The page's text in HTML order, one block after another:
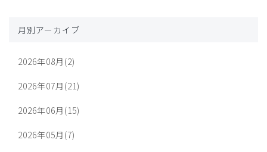
月別アーカイブ
2026年08月(2)
2026年07月(21)
2026年06月(15)
2026年05月(7)